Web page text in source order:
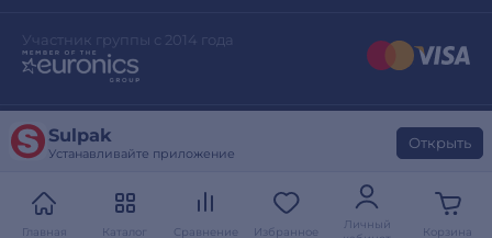
Sulpak
Устанавливайте приложение
Открыть
Главная Каталог Сравнение Избранное
Личный
Корзина
Участник группы с 2014 года
Разработка сайта